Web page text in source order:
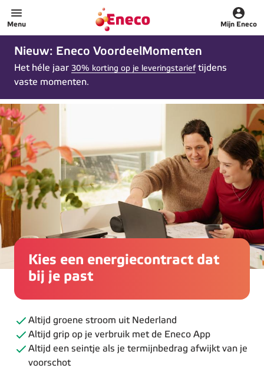
Menu
Home
Mijn Eneco
Nieuw: Eneco VoordeelMomenten
Het héle jaar 30% korting op je leveringstarieftijdens
vaste momenten.
Kies een energiecontract dat
bij je past
Altijd groene stroom uit Nederland
Altijd grip op je verbruik met de Eneco App
Altijd een seintje als je termijnbedrag afwijkt van je
voorschot